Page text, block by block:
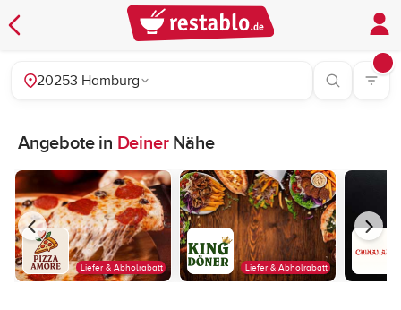
20253 Hamburg
Angebote in DeinerNähe
Liefer & Abholrabatt Liefer & Abholrabatt